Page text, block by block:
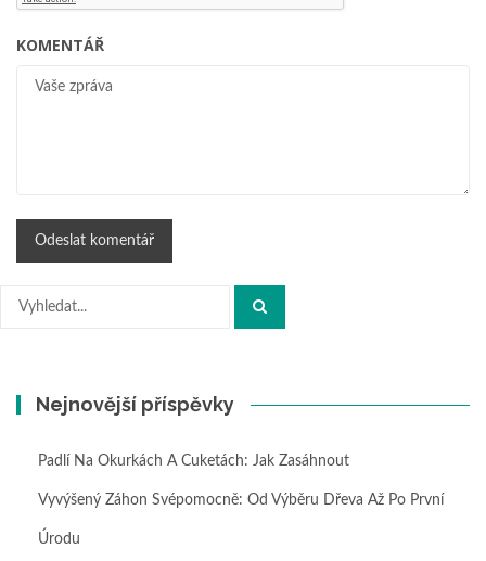
KOMENTÁŘ
Hledat:
Nejnovější příspěvky
Padlí Na Okurkách A Cuketách: Jak Zasáhnout
Vyvýšený Záhon Svépomocně: Od Výběru Dřeva Až Po První
Úrodu